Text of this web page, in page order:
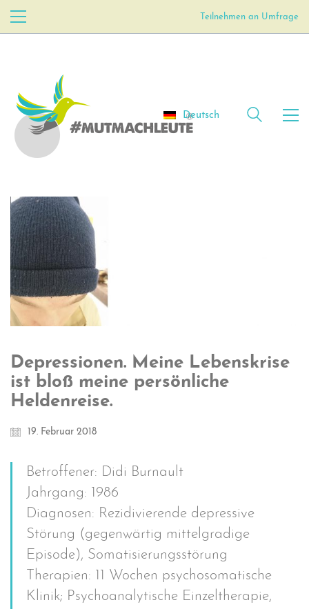
Teilnehmen an Umfrage
Deutsch
Depressionen. Meine Lebenskrise
ist bloß meine persönliche
Heldenreise.
19. Februar 2018
Betroffener: Didi Burnault
Jahrgang: 1986
Diagnosen: Rezidivierende depressive
Störung (gegenwärtig mittelgradige
Episode), Somatisierungsstörung
Therapien: 11 Wochen psychosomatische
Klinik; Psychoanalytische Einzeltherapie,